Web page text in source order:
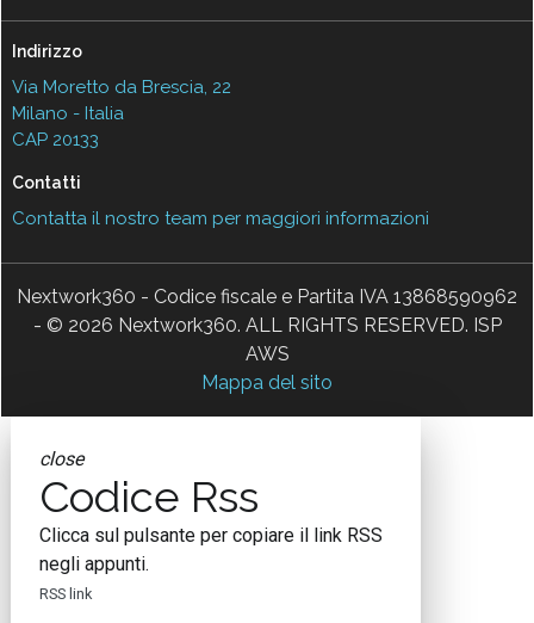
Indirizzo
Via Moretto da Brescia, 22
Milano - Italia
CAP 20133
Contatti
Contatta il nostro team per maggiori informazioni
Nextwork360 - Codice fiscale e Partita IVA 13868590962
- © 2026 Nextwork360. ALL RIGHTS RESERVED. ISP
AWS
Mappa del sito
close
Codice Rss
Clicca sul pulsante per copiare il link RSS
negli appunti.
RSS link